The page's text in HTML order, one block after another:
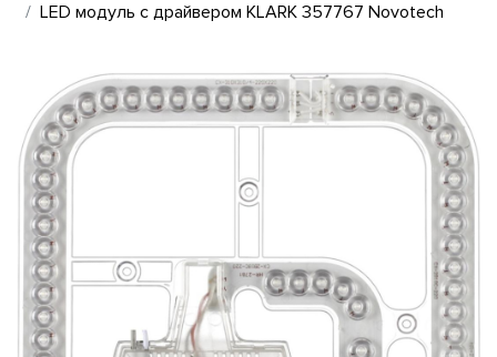
LED модуль с драйвером KLARK 357767 Novotech